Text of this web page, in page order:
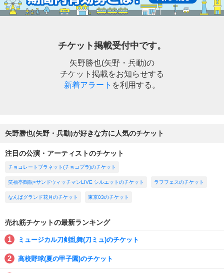
チケット掲載受付中です。
矢野勝也(矢野・兵動)の
チケット掲載をお知らせする
新着アラート を利用する。
矢野勝也(矢野・兵動)が好きな方に人気のチケット
注目の公演・アーティストのチケット
チョコレートプラネット(チョコプラ)のチケット
笑福亭鶴瓶×サンドウィッチマンLIVE シルエットのチケット ラフフェスのチケット
なんばグランド花月のチケット 東京03のチケット
売れ筋チケットの最新ランキング
ミュージカル刀剣乱舞(刀ミュ)のチケット
高校野球(夏の甲子園)のチケット